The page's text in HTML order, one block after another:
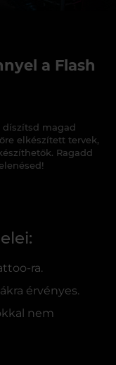
a Flash
díszítsd magad
elkészített tervek,
Ragadd
ra.
érvényes.
nem